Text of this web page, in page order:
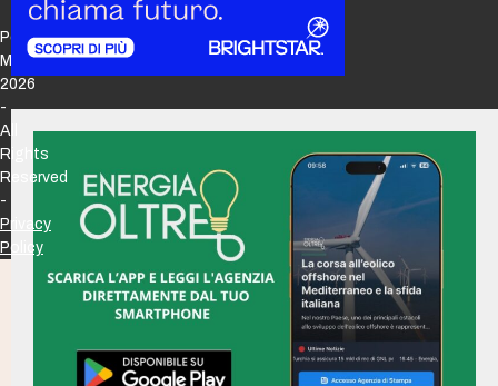
Policy
Maker
2026
-
All
Rights
Reserved
-
Privacy
Policy